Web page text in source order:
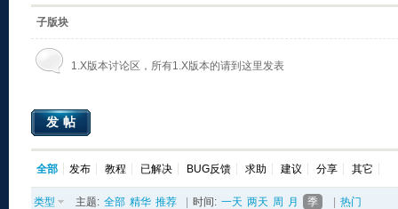
子版块
1.X版本讨论区，所有1.X版本的请到这里发表
发帖
全部 发布 教程 已解决 BUG反馈 求助 建议 分享 其它
类型 主题: 全部 精华 推荐 时间: 一天 两天 周 月 季 热门